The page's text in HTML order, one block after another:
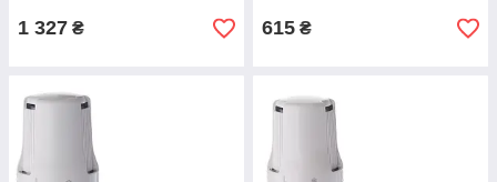
1 327 ₴ 615 ₴